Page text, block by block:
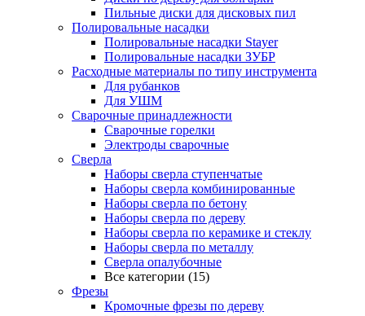
Пильные диски для дисковых пил
Полировальные насадки
Полировальные насадки Stayer
Полировальные насадки ЗУБР
Расходные материалы по типу инструмента
Для рубанков
Для УШМ
Сварочные принадлежности
Сварочные горелки
Электроды сварочные
Сверла
Наборы cверла ступенчатые
Наборы сверла комбинированные
Наборы сверла по бетону
Наборы сверла по дереву
Наборы сверла по керамике и стеклу
Наборы сверла по металлу
Сверла опалубочные
Все категории (15)
Фрезы
Кромочные фрезы по дереву